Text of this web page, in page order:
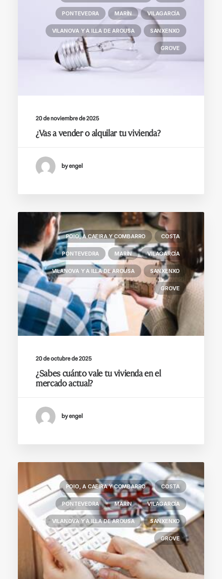
PONTEVEDRA MARÍN VILAGARCÍA
VILANOVA Y A ILLA DE AROUSA SANXENXO
GROVE
20 de noviembre de 2025
¿Vas a vender o alquilar tu vivienda?
by engel
POIO, A CAEIRA Y COMBARRO COSTA
PONTEVEDRA MARÍN VILAGARCÍA
VILANOVA Y A ILLA DE AROUSA SANXENXO
GROVE
20 de octubre de 2025
¿Sabes cuánto vale tu vivienda en el
mercado actual?
by engel
POIO, A CAEIRA Y COMBARRO COSTA
PONTEVEDRA MARÍN VILAGARCÍA
VILANOVA Y A ILLA DE AROUSA SANXENXO
GROVE